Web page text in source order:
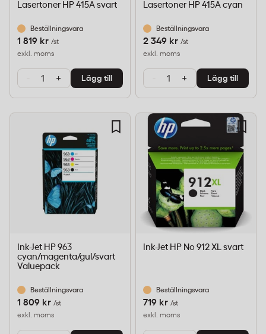
Lasertoner HP 415A svart
Beställningsvara
1 819 kr /st
exkl. moms
- + Lägg till
Lasertoner HP 415A cyan
Beställningsvara
2 349 kr /st
exkl. moms
- + Lägg till
Ink-Jet HP 963
cyan/magenta/gul/svart
Valuepack
Beställningsvara
1 809 kr /st
exkl. moms
Ink-Jet HP No 912 XL svart
Beställningsvara
719 kr /st
exkl. moms